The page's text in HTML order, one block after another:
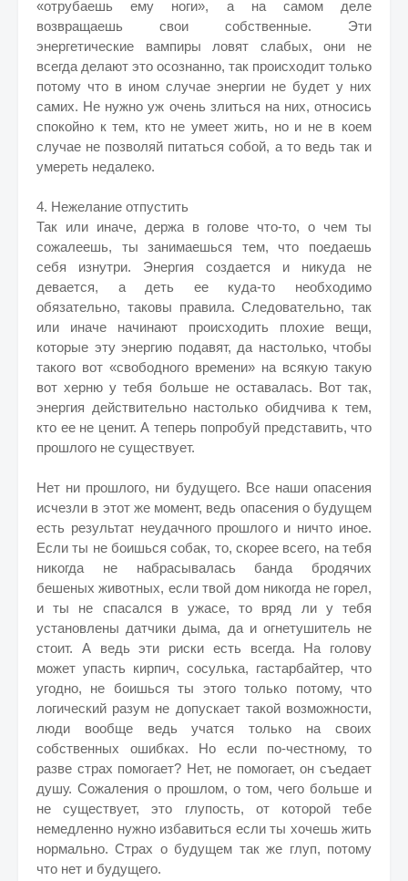
«отрубаешь ему ноги», а на самом деле
возвращаешь свои собственные. Эти
энергетические вампиры ловят слабых, они не
всегда делают это осознанно, так происходит только
потому что в ином случае энергии не будет у них
самих. Не нужно уж очень злиться на них, относись
спокойно к тем, кто не умеет жить, но и не в коем
случае не позволяй питаться собой, а то ведь так и
умереть недалеко.
4. Нежелание отпустить
Так или иначе, держа в голове что-то, о чем ты
сожалеешь, ты занимаешься тем, что поедаешь
себя изнутри. Энергия создается и никуда не
девается, а деть ее куда-то необходимо
обязательно, таковы правила. Следовательно, так
или иначе начинают происходить плохие вещи,
которые эту энергию подавят, да настолько, чтобы
такого вот «свободного времени» на всякую такую
вот херню у тебя больше не оставалась. Вот так,
энергия действительно настолько обидчива к тем,
кто ее не ценит. А теперь попробуй представить, что
прошлого не существует.
Нет ни прошлого, ни будущего. Все наши опасения
исчезли в этот же момент, ведь опасения о будущем
есть результат неудачного прошлого и ничто иное.
Если ты не боишься собак, то, скорее всего, на тебя
никогда не набрасывалась банда бродячих
бешеных животных, если твой дом никогда не горел,
и ты не спасался в ужасе, то вряд ли у тебя
установлены датчики дыма, да и огнетушитель не
стоит. А ведь эти риски есть всегда. На голову
может упасть кирпич, сосулька, гастарбайтер, что
угодно, не боишься ты этого только потому, что
логический разум не допускает такой возможности,
люди вообще ведь учатся только на своих
собственных ошибках. Но если по-честному, то
разве страх помогает? Нет, не помогает, он съедает
душу. Сожаления о прошлом, о том, чего больше и
не существует, это глупость, от которой тебе
немедленно нужно избавиться если ты хочешь жить
нормально. Страх о будущем так же глуп, потому
что нет и будущего.